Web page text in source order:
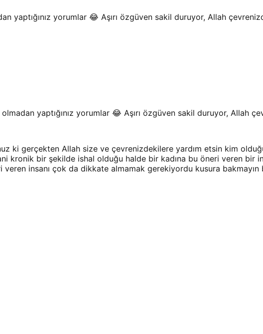
yaptığınız yorumlar 😂 Aşırı özgüven sakil duruyor, Allah
yaptığınız yorumlar 😂 Aşırı özgüven sakil duruyor, Allah
ki gerçekten Allah size ve çevrenizdekilere yardım etsin kim
kronik bir şekilde ishal olduğu halde bir kadına bu öneri veren bir
insanı çok da dikkate almamak gerekiyordu kusura bakmayın